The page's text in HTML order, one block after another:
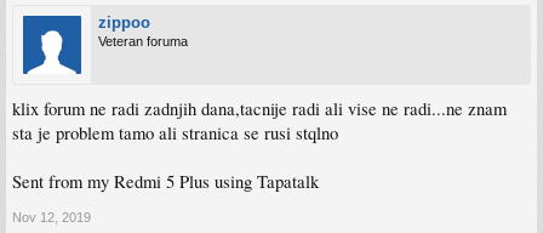
zippoo
Veteran foruma
klix forum ne radi zadnjih dana,tacnije radi ali vise ne radi...ne znam
sta je problem tamo ali stranica se rusi stqlno
Sent from my Redmi 5 Plus using Tapatalk
Nov 12, 2019